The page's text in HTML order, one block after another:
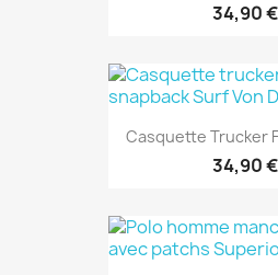
34,90 €
Casquette Trucker
34,90 €